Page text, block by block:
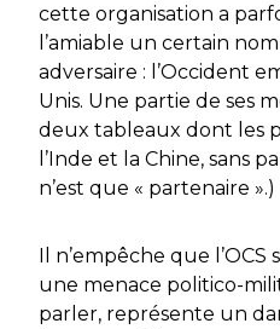
cette organisation a
l’amiable un certain
adversaire : l’Occident
Unis. Une partie de ses
deux tableaux dont les
l’Inde et la Chine, sans
n’est que « partenaire ».)
Il n’empêche que
une menace politico-
parler, représente un